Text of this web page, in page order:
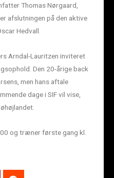
Thomas Nørgaard,
afslutningen på den aktive
Hedvall.
Arndal-Lauritzen inviteret
Den 20-årige back
men hans aftale
dage i SIF vil vise,
og træner første gang kl.